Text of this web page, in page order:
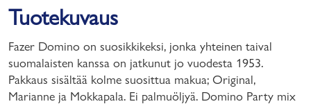
Tuotekuvaus
Fazer Domino on suosikkikeksi, jonka yhteinen taival
suomalaisten kanssa on jatkunut jo vuodesta 1953.
Pakkaus sisältää kolme suosittua makua; Original,
Marianne ja Mokkapala. Ei palmuöljyä. Domino Party mix